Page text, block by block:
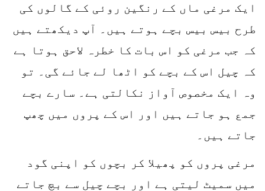
ایک مرغی ماں کے رنگین روئی کے گالوں کی
طرح بیس بیس بچے ہوتے ہیں۔ آپ دیکھتے ہیں
کہ جب مرغی کو اس بات کا خطرہ لاحق ہوتا ہے
کہ چیل اس کے بچے کو اٹھا لے جائے گی۔ تو
وہ ایک مخصوص آواز نکالتی ہے۔ سارے بچے
جمع ہو جاتے ہیں اور اس کے پروں میں چھپ
جاتے ہیں۔
مرغی پروں کو پھیلا کر بچوں کو اپنی گود
میں سمیٹ لیتی ہے اور بچے چیل سے بچ جاتے